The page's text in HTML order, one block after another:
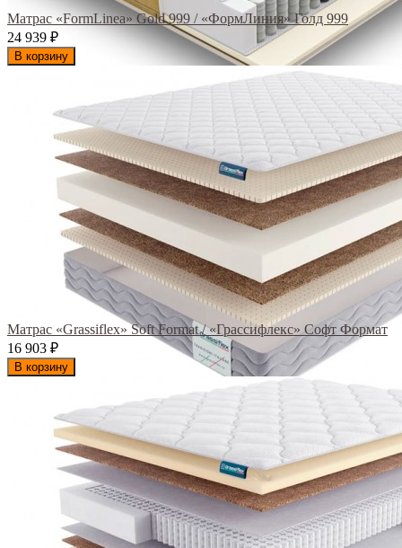
Матрас «FormLinea» Gold 999 / «ФормЛиния» Голд 999
24 939 ₽
В корзину
Матрас «Grassiflex» Soft Format / «Грассифлекс» Софт Формат
16 903 ₽
В корзину